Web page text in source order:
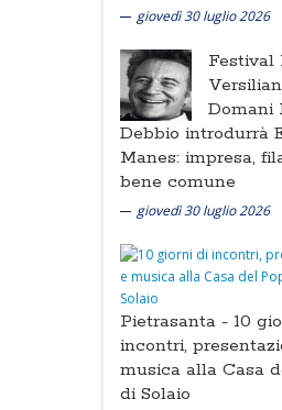
giovedì 30 luglio 2026
Festival
Domani
Debbio introdurrà
Manes: impresa,
bene comune
giovedì 30 luglio 2026
Pietrasanta - 10
incontri,
musica alla Casa
di Solaio